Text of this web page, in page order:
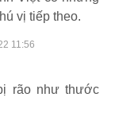
vị tiếp theo.
11:56
rão như thước